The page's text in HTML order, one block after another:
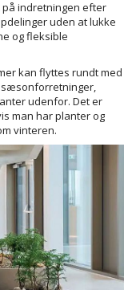
på indretningen efter
uden at lukke
og fleksible
kan flyttes rundt med
sæsonforretninger,
udenfor. Det er
man har planter og
vinteren.